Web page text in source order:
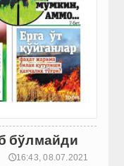
бўлмайди
🕔16:43, 08.07.2021